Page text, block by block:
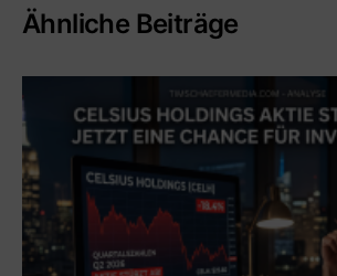
Ähnliche Beiträge